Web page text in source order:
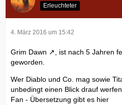
Erleuchteter
4. März 2016 um 15:42
Grim Dawn
, ist nach 5 Jahren
geworden.
Wer Diablo und Co. mag sowie
unbedingt einen Blick drauf
Fan - Übersetzung gibt es hier